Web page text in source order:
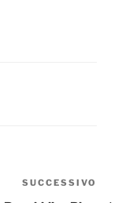
SUCCESSIVO